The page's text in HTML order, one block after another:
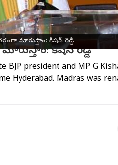
మారుస్తాం: కిషన్ రెడ్డి
కిషన్ రెడ్డి
BJP president and MP G
Hyderabad. Madras was